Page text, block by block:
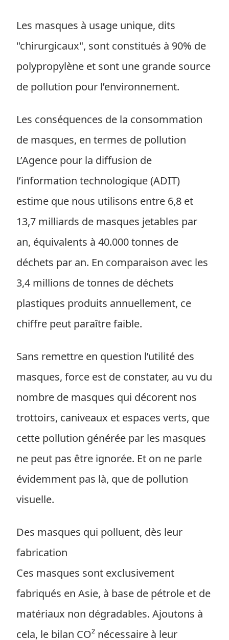
Les masques à usage unique, dits
"chirurgicaux", sont constitués à 90% de
polypropylène et sont une grande source
de pollution pour l’environnement.
Les conséquences de la consommation
de masques, en termes de pollution
L’Agence pour la diffusion de
l’information technologique (ADIT)
estime que nous utilisons entre 6,8 et
13,7 milliards de masques jetables par
an, équivalents à 40.000 tonnes de
déchets par an. En comparaison avec les
3,4 millions de tonnes de déchets
plastiques produits annuellement, ce
chiffre peut paraître faible.
Sans remettre en question l’utilité des
masques, force est de constater, au vu du
nombre de masques qui décorent nos
trottoirs, caniveaux et espaces verts, que
cette pollution générée par les masques
ne peut pas être ignorée. Et on ne parle
évidemment pas là, que de pollution
visuelle.
Des masques qui polluent, dès leur
fabrication
Ces masques sont exclusivement
fabriqués en Asie, à base de pétrole et de
matériaux non dégradables. Ajoutons à
cela, le bilan CO² nécessaire à leur